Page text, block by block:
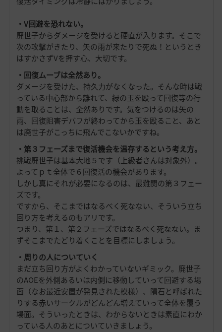
・V回避を恐れない。
廃世子からダメージを受けると硬直が入ります。そこで
次の攻撃がきたり、矢の雨が来たりで死ぬ！というとき
はすかさずVを押す心、大切です。
・回復ムーブは全然あり。
ダメージを受けた、持久力がなくなった。そんな時は戦
っている中心部から離れて、緑の玉を殴って回復等の行
動を取ることは、全然ありです。気をつけるのは矢の
雨、回復阻害デバフが終わってから玉を殴ること、あと
は廃世子がこっちに飛んでこないかですね。
・第３フェーズまで復活機会を温存するという考え方。
挑戦廃世子は基本大地５です（上級者さんは対象外）。
よってｐｔ全体で６回復活の機会があります。
しかし真にそれが必要になるのは、最難関の第３フェー
ズです。
ですから、そこまではなるべく死なない、そういう立ち
回り方を考えるのもアリです。
つまり、第１、第２フェーズではなるべく死なない。ま
ずそこまでたどり着くことを目標にしましょう。
・周りの人についていく
まだ立ち回り方がよくわかっていないギミック。廃世子
のAOEを外側あるいは内側に移動していって回避する場
面（なお最近安置が発見された模様）、隕石と呼ばれた
りする赤いサークルがどんどん増えていって全体を覆う
場面。そういったときは、わからないときは素直にわか
っている人のあとについていきましょう。